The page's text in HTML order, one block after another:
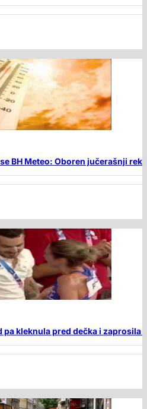
BH Meteo: Oboren jučerašnji
kleknula pred dečka i zaprosila